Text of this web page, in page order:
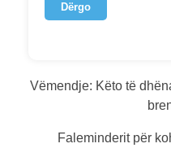
Dërgo
Vëmendje: Këto të
Faleminderit për